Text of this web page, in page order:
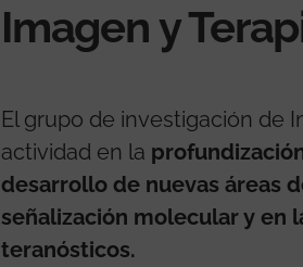
Imagen y
El grupo de investigación de
actividad en la
desarrollo de nuevas áreas
señalización molecular y en
teranósticos.